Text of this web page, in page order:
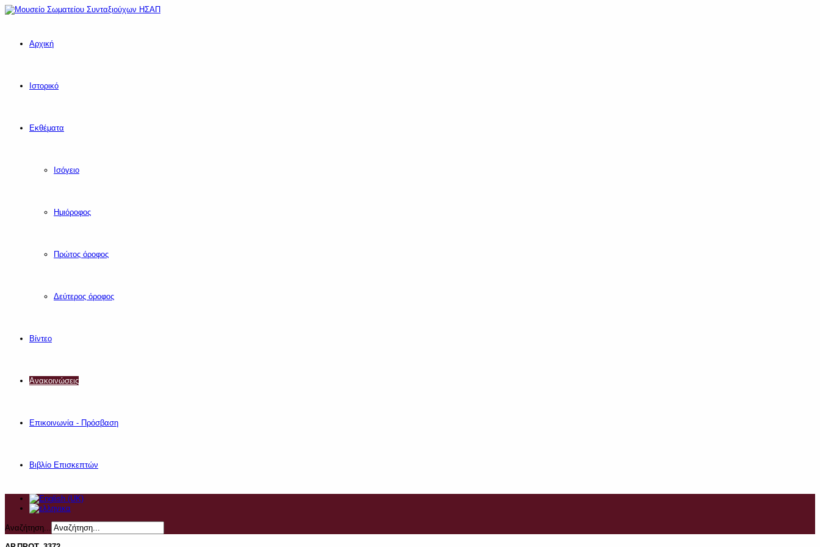
Αρχική
Ιστορικό
Εκθέματα
Ισόγειο
Ημιόροφος
Πρώτος όροφος
Δεύτερος όροφος
Βίντεο
Ανακοινώσεις
Επικοινωνία - Πρόσβαση
Βιβλίο Επισκεπτών
Αναζήτηση...